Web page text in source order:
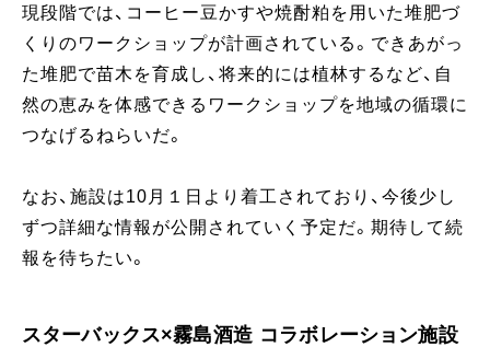
現段階では、コーヒー豆かすや焼酎粕を用いた堆肥づ
くりのワークショップが計画されている。できあがっ
た堆肥で苗木を育成し、将来的には植林するなど、自
然の恵みを体感できるワークショップを地域の循環に
つなげるねらいだ。
なお、施設は10月１日より着工されており、今後少し
ずつ詳細な情報が公開されていく予定だ。期待して続
報を待ちたい。
スターバックス×霧島酒造 コラボレーション施設